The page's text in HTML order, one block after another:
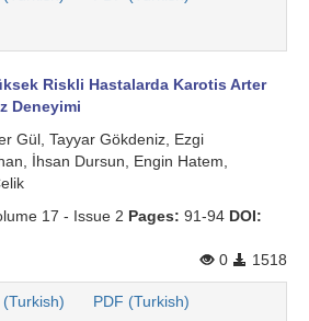
Riskli Hastalarda Karotis Arter
Deneyimi
Gül, Tayyar Gökdeniz, Ezgi
İhsan Dursun, Engin Hatem,
17 - Issue 2 Pages: 91-94 DOI:
0
1518
PDF (Turkish)